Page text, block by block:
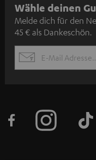
N
e
w
s
l
e
Wähle deinen
Melde dich für den
45 € als Dankeschön.
EMAIL